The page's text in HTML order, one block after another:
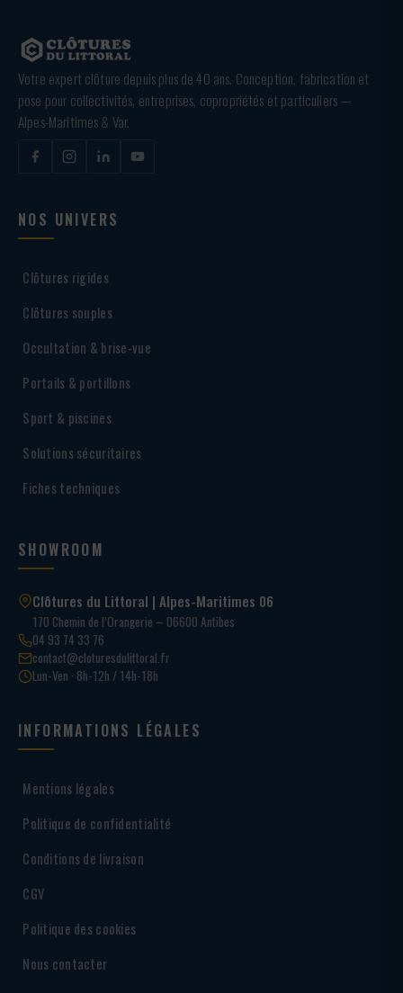
Votre expert clôture depuis plus de 40 ans. Conception, fabrication et
pose pour collectivités, entreprises, copropriétés et particuliers —
Alpes-Maritimes & Var.
NOS UNIVERS
Clôtures rigides
Clôtures souples
Occultation & brise-vue
Portails & portillons
Sport & piscines
Solutions sécuritaires
Fiches techniques
SHOWROOM
Clôtures du Littoral | Alpes-Maritimes 06
170 Chemin de l’Orangerie – 06600 Antibes
04 93 74 33 76
contact@cloturesdulittoral.fr
Lun-Ven · 8h-12h / 14h-18h
INFORMATIONS LÉGALES
Mentions légales
Politique de confidentialité
Conditions de livraison
CGV
Politique des cookies
Nous contacter